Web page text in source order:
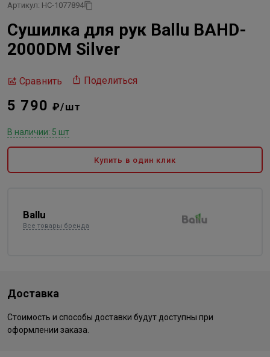
Артикул: НС-1077894
Сушилка для рук Ballu BAHD-
2000DM Silver
Сравнить Поделиться
5 790₽/шт
В наличии: 5 шт
Купить в один клик
Ballu
Все товары бренда
Доставка
Стоимость и способы доставки будут доступны при
оформлении заказа.